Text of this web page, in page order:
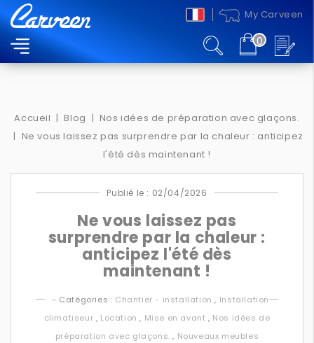
My Carveen
0
MENU
Accueil Blog
Nos idées de préparation avec glaçons.
Ne vous laissez pas surprendre par la chaleur : anticipez
l'été dès maintenant !
Publié le : 02/04/2026
Ne vous laissez pas
surprendre par la chaleur :
anticipez l'été dès
maintenant !
- Catégories : Chantier - installation , Installation
climatiseur , Location , Mise en avant , Nos idées de
préparation avec glaçons. , Nouveaux meubles